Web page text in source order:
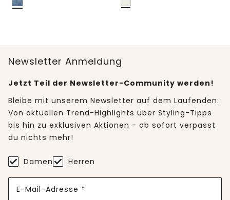
Newsletter Anmeldung
Jetzt Teil der Newsletter-Community werden!
Bleibe mit unserem Newsletter auf dem Laufenden:
Von aktuellen Trend-Highlights über Styling-Tipps
bis hin zu exklusiven Aktionen - ab sofort verpasst
du nichts mehr!
Damen Herren
E-Mail-Adresse *